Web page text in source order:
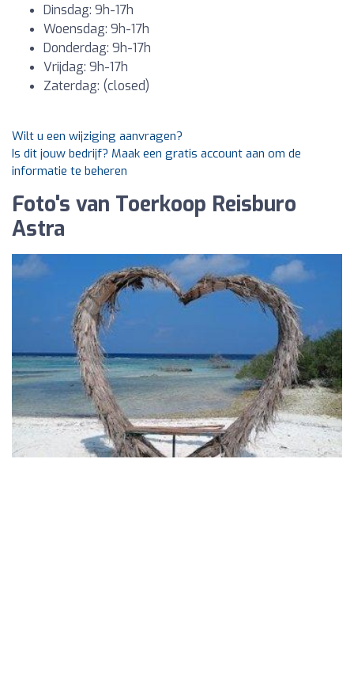
Dinsdag: 9h-17h
Woensdag: 9h-17h
Donderdag: 9h-17h
Vrijdag: 9h-17h
Zaterdag: (closed)
Wilt u een wijziging aanvragen?
Is dit jouw bedrijf? Maak een gratis account aan om de
informatie te beheren
Foto's van Toerkoop Reisburo
Astra